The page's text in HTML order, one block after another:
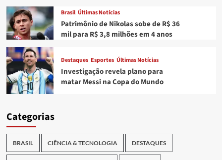
Brasil Últimas Notícias
Patrimônio de Nikolas sobe de R$ 36
mil para R$ 3,8 milhões em 4 anos
Destaques Esportes Últimas Notícias
Investigação revela plano para
matar Messi na Copa do Mundo
Categorias
BRASIL CIÊNCIA & TECNOLOGIA DESTAQUES